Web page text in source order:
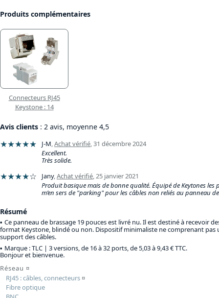
Produits complémentaires
Connecteurs RJ45
Keystone : 14
Avis clients : 2 avis, moyenne 4,5
★★★★★ J-M,Achat vérifié,31 décembre 2024
Excellent.
Très solide.
★★★★☆ Jany,Achat vérifié,25 janvier 2021
Produit basique mais de bonne qualité. Équipé de Keytones les
m’en sers de "parking" pour les câbles non reliés au panneau
Résumé
Ce panneau de brassage 19 pouces est livré nu. Il est destiné à recevoir
format Keystone, blindé ou non. Dispositif minimaliste ne comprenant pas
support des câbles.
Marque : TLC | 3 versions, de 16 à 32 ports, de 5,03 à 9,43 € TTC.
Bonjour et bienvenue.
Réseau ¤
RJ45 : câbles, connecteurs¤
Fibre optique